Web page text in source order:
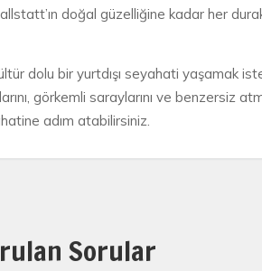
doğal güzelliğine kadar her
dolu bir yurtdışı seyahati yaşamak
görkemli saraylarını ve benzersiz
adım atabilirsiniz.
Sorular